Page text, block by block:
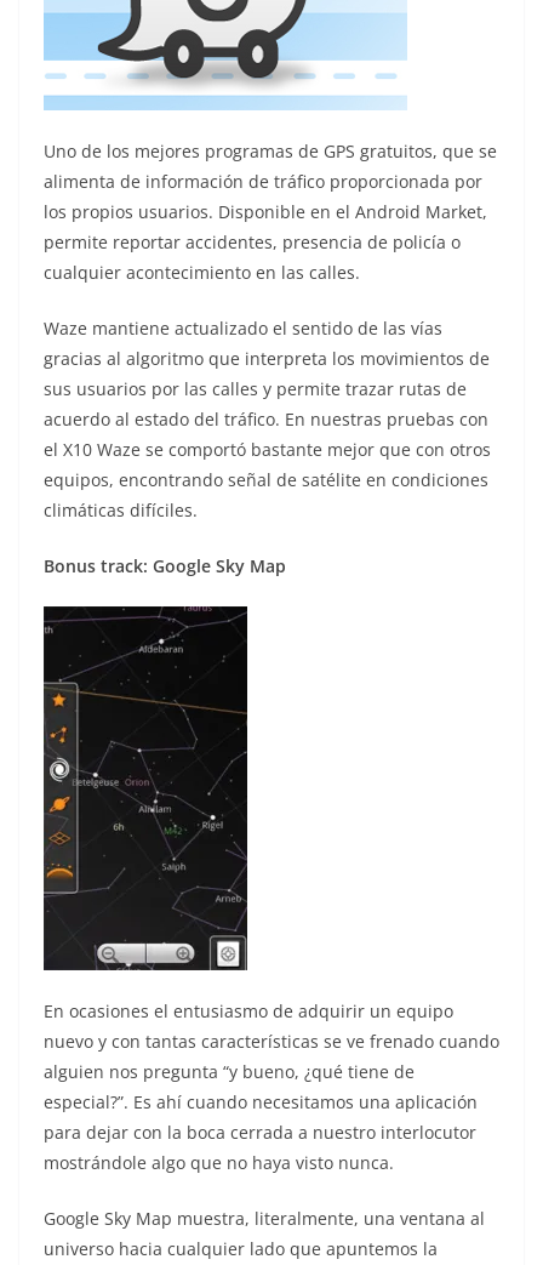
Uno de los mejores programas de GPS gratuitos, que se
alimenta de información de tráfico proporcionada por
los propios usuarios. Disponible en el Android Market,
permite reportar accidentes, presencia de policía o
cualquier acontecimiento en las calles.
Waze mantiene actualizado el sentido de las vías
gracias al algoritmo que interpreta los movimientos de
sus usuarios por las calles y permite trazar rutas de
acuerdo al estado del tráfico. En nuestras pruebas con
el X10 Waze se comportó bastante mejor que con otros
equipos, encontrando señal de satélite en condiciones
climáticas difíciles.
Bonus track: Google Sky Map
En ocasiones el entusiasmo de adquirir un equipo
nuevo y con tantas características se ve frenado cuando
alguien nos pregunta “y bueno, ¿qué tiene de
especial?”. Es ahí cuando necesitamos una aplicación
para dejar con la boca cerrada a nuestro interlocutor
mostrándole algo que no haya visto nunca.
Google Sky Map muestra, literalmente, una ventana al
universo hacia cualquier lado que apuntemos la